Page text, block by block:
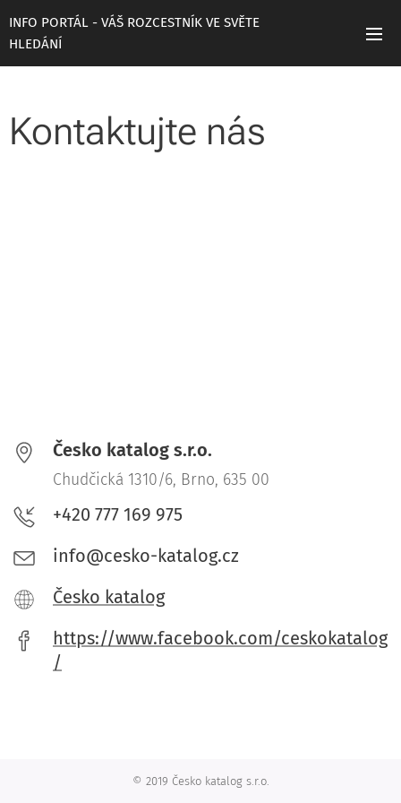
INFO PORTÁL - VÁŠ ROZCESTNÍK VE SVĚTE
HLEDÁNÍ
Kontaktujte nás
Česko katalog s.r.o.
Chudčická 1310/6, Brno, 635 00
+420 777 169 975
info@cesko-katalog.cz
Česko katalog
https://www.facebook.com/ceskokatalog
/
© 2019 Česko katalog s.r.o.